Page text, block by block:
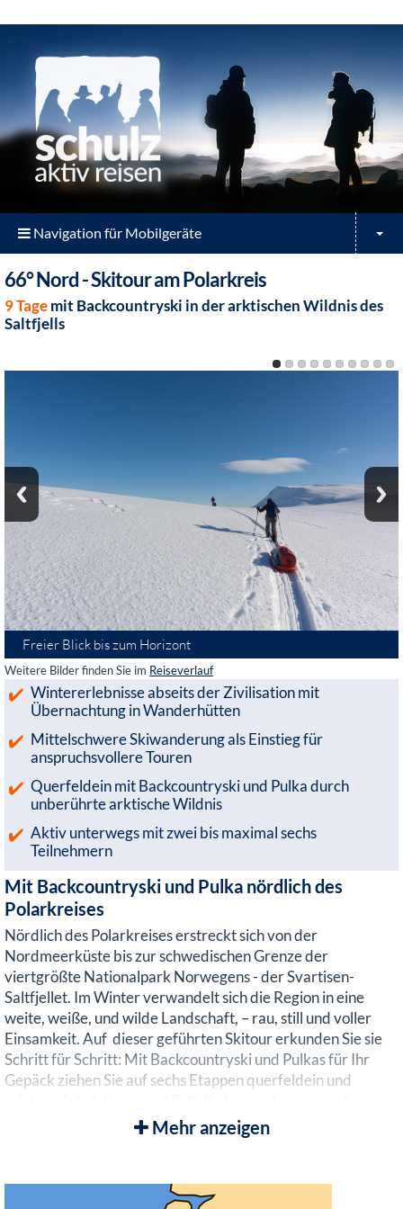
Navigation für Mobilgeräte
66° Nord - Skitour am Polarkreis
9 Tagemit Backcountryski in der arktischen Wildnis des
Saltfjells
Freier Blick bis zum Horizont
Weitere Bilder finden Sie im Reiseverlauf
Wintererlebnisse abseits der Zivilisation mit
Übernachtung in Wanderhütten
Mittelschwere Skiwanderung als Einstieg für
anspruchsvollere Touren
Querfeldein mit Backcountryski und Pulka durch
unberührte arktische Wildnis
Aktiv unterwegs mit zwei bis maximal sechs
Teilnehmern
Mit Backcountryski und Pulka nördlich des
Polarkreises
Nördlich des Polarkreises erstreckt sich von der
Nordmeerküste bis zur schwedischen Grenze der
viertgrößte Nationalpark Norwegens - der Svartisen-
Saltfjellet. Im Winter verwandelt sich die Region in eine
weite, weiße, und wilde Landschaft, – rau, still und voller
Einsamkeit. Auf dieser geführten Skitour erkunden Sie sie
Schritt für Schritt: Mit Backcountryski und Pulkas für Ihr
Gepäck ziehen Sie auf sechs Etappen querfeldein und
Norwegens
Mehr anzeigen